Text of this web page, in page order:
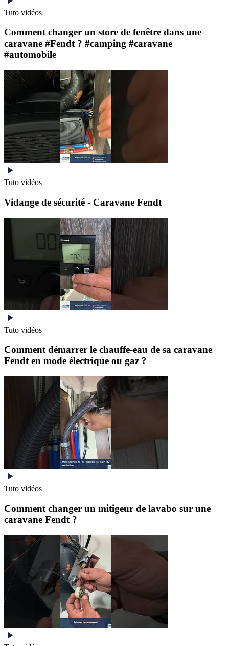
Tuto vidéos
Comment changer un store de fenêtre dans une
caravane #Fendt ? #camping #caravane
#automobile
Tuto vidéos
Vidange de sécurité - Caravane Fendt
Tuto vidéos
Comment démarrer le chauffe-eau de sa caravane
Fendt en mode électrique ou gaz ?
Tuto vidéos
Comment changer un mitigeur de lavabo sur une
caravane Fendt ?